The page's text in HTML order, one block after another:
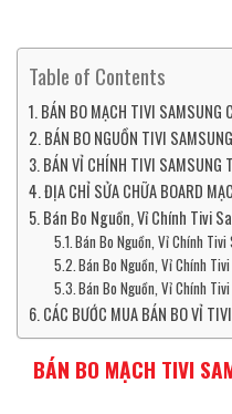
Table of Contents
BÁN BO MẠCH TIVI SAMSUNG
BÁN BO NGUỒN TIVI
BÁN VỈ CHÍNH TIVI SAMSUNG
ĐỊA CHỈ SỬA CHỮA BOARD
Bán Bo Nguồn, Vỉ Chính Tivi
Bán Bo Nguồn, Vỉ Chính
Bán Bo Nguồn, Vỉ Chính
Bán Bo Nguồn, Vỉ Chính
CÁC BƯỚC MUA BÁN BO VỈ
BÁN BO MẠCH TIVI